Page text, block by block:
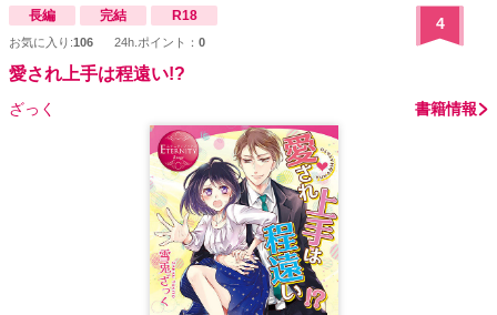
長編 完結 R18
お気に入り:106 24h.ポイント： 0
4
愛され上手は程遠い!?
ざっく 書籍情報